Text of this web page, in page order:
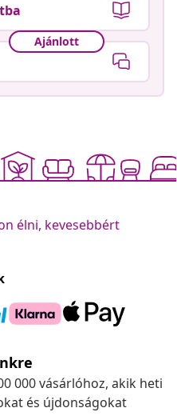
Ajánlott
élni, kevesebbért
000 vásárlóhoz, akik heti
és újdonságokat